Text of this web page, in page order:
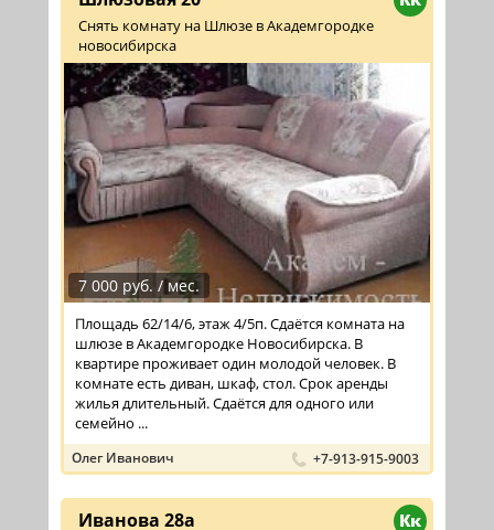
Снять комнату на Шлюзе в Академгородке
новосибирска
7 000 руб. / мес.
Площадь 62/14/6, этаж 4/5п. Сдаётся комната на
шлюзе в Академгородке Новосибирска. В
квартире проживает один молодой человек. В
комнате есть диван, шкаф, стол. Срок аренды
жилья длительный. Сдаётся для одного или
семейно ...
Олег Иванович +7-913-915-9003
Кк
Иванова 28а